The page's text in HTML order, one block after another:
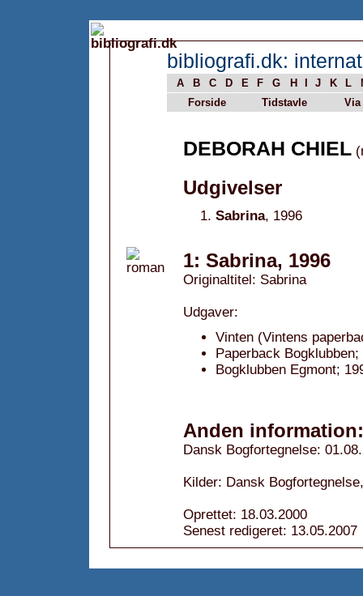
bibliografi.dk:
A B C D E F G H J K L
Forside
Tidstavle Via
DEBORAH CHIEL
Udgivelser
Sabrina, 1996
1: Sabrina, 1996
Originaltitel: Sabrina
Udgaver:
Vinten (Vintens
Paperback Bogklubben;
Bogklubben Egmont;
Anden information:
Dansk Bogfortegnelse:
Kilder: Dansk
Oprettet: 18.03.2000
Senest redigeret: 13.05.2007